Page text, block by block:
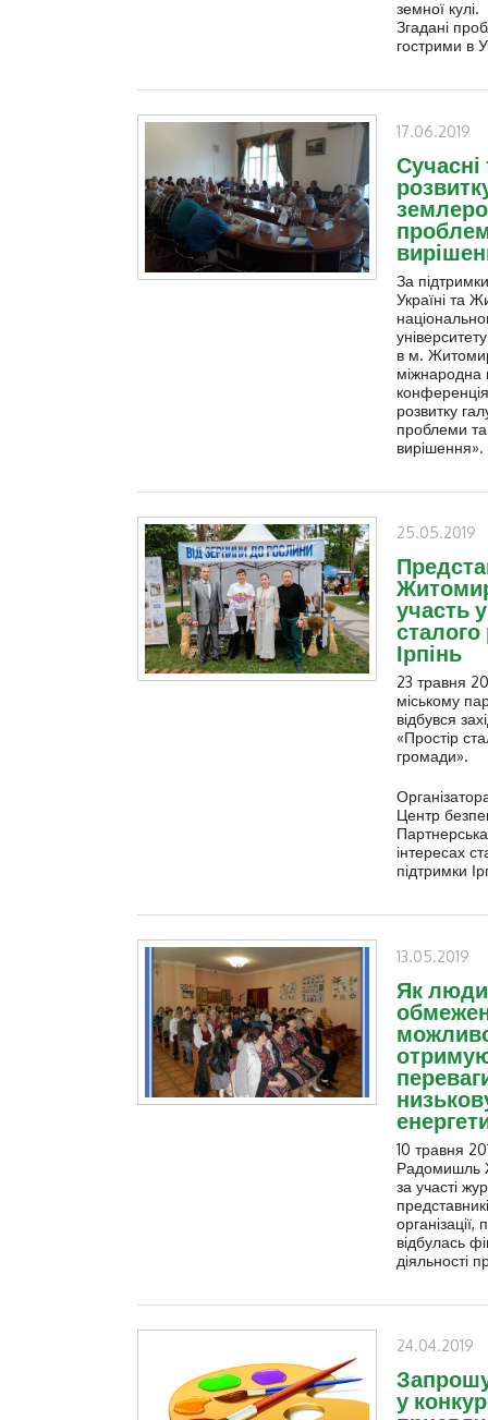
земної кулі.
Згадані
гострими в
17.06.2019
Сучасні
За
Україні та
в м.
міжнародна
розвитку
проблеми
вирішення».
25.05.2019
участь
Ірпінь
23 травня
міському
відбувся
«Простір
громади».
Центр
інтересах
підтримки
13.05.2019
Як
10 травня
Радомишль
за участі
організації,
відбулась
діяльності
24.04.2019
у